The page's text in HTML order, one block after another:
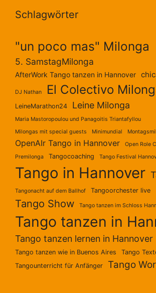
Schlagwörter
"un poco mas" Milonga
5. SamstagMilonga
AfterWork Tango tanzen in Hannover
DJ Nathan El Colectivo
LeineMarathon24 Leine Milonga
Maria Mastoropoulou und Panagoitis Triantafyllou
Milongas mit special guests
Minimundial
OpenAIr Tango in Hannover Open Role
Premilonga
Tangocoaching Tango Festival
Tango in Hannover
Tangonacht auf dem Ballhof Tangoorchester live
Tango Show Tango tanzen im Schloss
Tango tanzen in
Tango tanzen lernen in Hannover
Tango tanzen wie in Buenos Aires
Tango
Tangounterricht für Anfänger
Tango